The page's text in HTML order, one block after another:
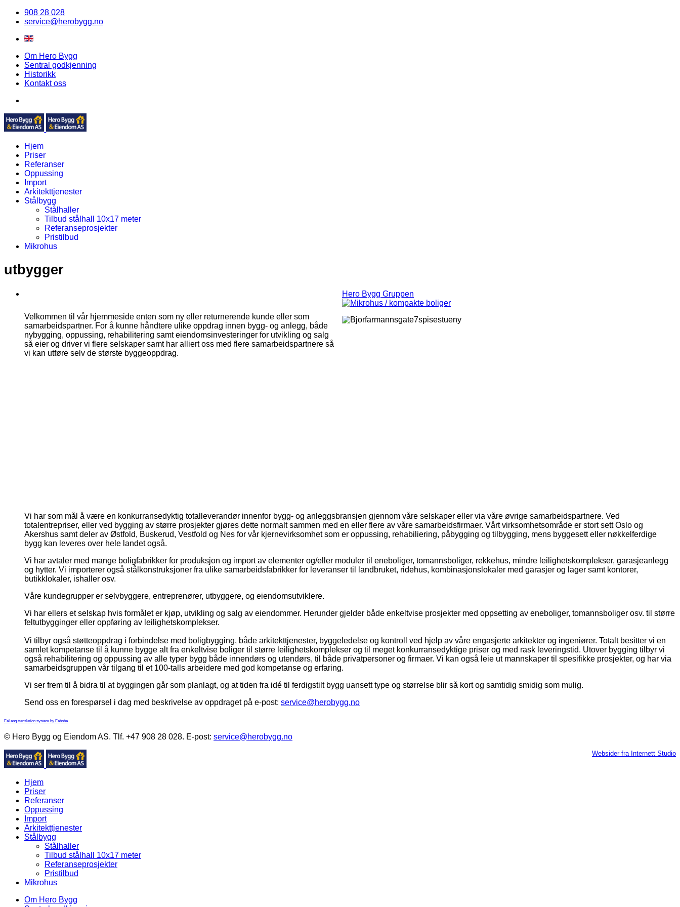
908 28 028
service@herobygg.no
Om Hero Bygg
Sentral godkjenning
Historikk
Kontakt oss
Hjem
Priser
Referanser
Oppussing
Import
Arkitekttjenester
Stålbygg
Stålhaller
Tilbud stålhall 10x17 meter
Referanseprosjekter
Pristilbud
Mikrohus
utbygger
Hero Bygg Gruppen
Velkommen til vår hjemmeside enten som ny eller returnerende kunde eller som
samarbeidspartner. For å kunne håndtere ulike oppdrag innen bygg- og anlegg, både
nybygging, oppussing, rehabilitering samt eiendomsinvesteringer for utvikling og salg
så eier og driver vi flere selskaper samt har alliert oss med flere samarbeidspartnere så
vi kan utføre selv de største byggeoppdrag.
Vi har som mål å være en konkurransedyktig totalleverandør innenfor bygg- og anleggsbransjen gjennom våre selskaper eller via våre øvrige samarbeidspartnere. Ved
totalentrepriser, eller ved bygging av større prosjekter gjøres dette normalt sammen med en eller flere av våre samarbeidsfirmaer. Vårt virksomhetsområde er stort sett Oslo og
Akershus samt deler av Østfold, Buskerud, Vestfold og Nes for vår kjernevirksomhet som er oppussing, rehabiliering, påbygging og tilbygging, mens byggesett eller nøkkelferdige
bygg kan leveres over hele landet også.
Vi har avtaler med mange boligfabrikker for produksjon og import av elementer og/eller moduler til eneboliger, tomannsboliger, rekkehus, mindre leilighetskomplekser, garasjeanlegg
og hytter. Vi importerer også stålkonstruksjoner fra ulike samarbeidsfabrikker for leveranser til landbruket, ridehus, kombinasjonslokaler med garasjer og lager samt kontorer,
butikklokaler, ishaller osv.
Våre kundegrupper er selvbyggere, entreprenører, utbyggere, og eiendomsutviklere.
Vi har ellers et selskap hvis formålet er kjøp, utvikling og salg av eiendommer. Herunder gjelder både enkeltvise prosjekter med oppsetting av eneboliger, tomannsboliger osv. til større
feltutbygginger eller oppføring av leilighetskomplekser.
Vi tilbyr også støtteoppdrag i forbindelse med boligbygging, både arkitekttjenester, byggeledelse og kontroll ved hjelp av våre engasjerte arkitekter og ingeniører. Totalt besitter vi en
samlet kompetanse til å kunne bygge alt fra enkeltvise boliger til større leilighetskomplekser og til meget konkurransedyktige priser og med rask leveringstid. Utover bygging tilbyr vi
også rehabilitering og oppussing av alle typer bygg både innendørs og utendørs, til både privatpersoner og firmaer. Vi kan også leie ut mannskaper til spesifikke prosjekter, og har via
samarbeidsgruppen vår tilgang til et 100-talls arbeidere med god kompetanse og erfaring.
Vi ser frem til å bidra til at byggingen går som planlagt, og at tiden fra idé til ferdigstilt bygg uansett type og størrelse blir så kort og samtidig smidig som mulig.
Send oss en forespørsel i dag med beskrivelse av oppdraget på e-post: service@herobygg.no
FaLang translation system by Faboba
© Hero Bygg og Eiendom AS. Tlf. +47 908 28 028. E-post: service@herobygg.no
Websider fra Internett Studio
Hjem
Priser
Referanser
Oppussing
Import
Arkitekttjenester
Stålbygg
Stålhaller
Tilbud stålhall 10x17 meter
Referanseprosjekter
Pristilbud
Mikrohus
Om Hero Bygg